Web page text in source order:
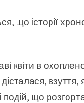
що історії
квіти в
взуття,
подій, що